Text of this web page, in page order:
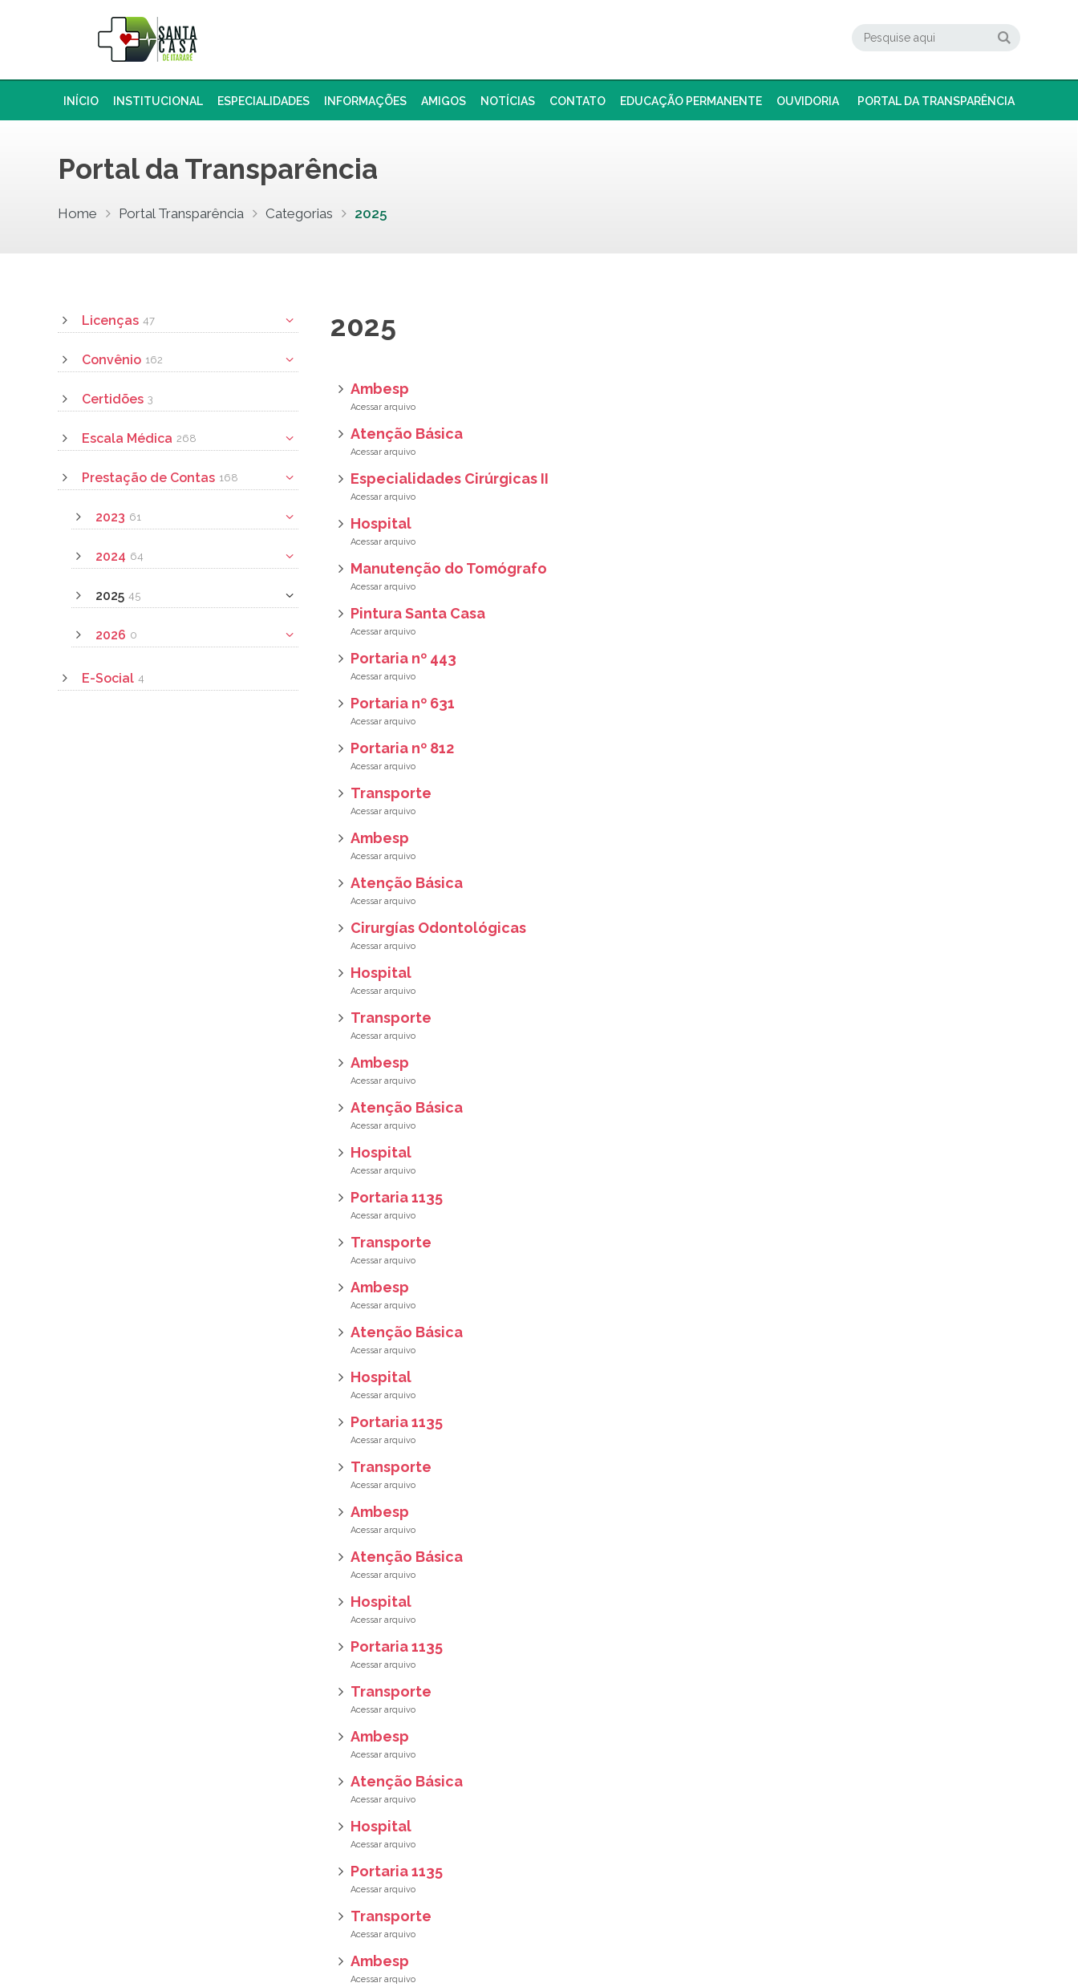
INÍCIO INSTITUCIONAL ESPECIALIDADES INFORMAÇÕES AMIGOS NOTÍCIAS CONTATO EDUCAÇÃO PERMANENTE PORTAL DA TRANSPARÊNCIA
OUVIDORIA
Portal da Transparência
Home Portal Transparência Categorias 2025
Licenças 47
Convênio 162
Certidões 3
Escala Médica 268
Prestação de Contas 168
2023 61
2024 64
2025 45
2026 0
E-Social 4
2025
Ambesp
Atenção Básica
Especialidades Cirúrgicas II
Hospital
Manutenção do Tomógrafo
Pintura Santa Casa
Portaria nº 443
Portaria nº 631
Portaria nº 812
Transporte
Ambesp
Atenção Básica
Cirurgías Odontológicas
Hospital
Transporte
Ambesp
Atenção Básica
Hospital
Portaria 1135
Transporte
Ambesp
Atenção Básica
Hospital
Portaria 1135
Transporte
Ambesp
Atenção Básica
Hospital
Portaria 1135
Transporte
Ambesp
Atenção Básica
Hospital
Portaria 1135
Transporte
Ambesp